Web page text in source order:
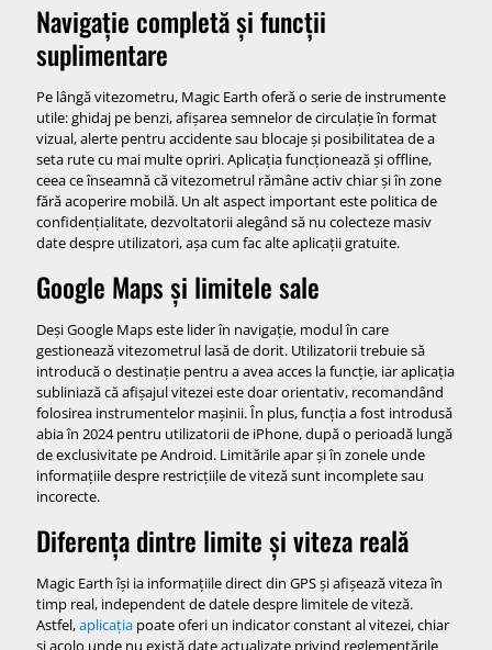
Navigație completă și funcții
suplimentare
Pe lângă vitezometru, Magic Earth oferă o serie de instrumente
utile: ghidaj pe benzi, afișarea semnelor de circulație în format
vizual, alerte pentru accidente sau blocaje și posibilitatea de a
seta rute cu mai multe opriri. Aplicația funcționează și offline,
ceea ce înseamnă că vitezometrul rămâne activ chiar și în zone
fără acoperire mobilă. Un alt aspect important este politica de
confidențialitate, dezvoltatorii alegând să nu colecteze masiv
date despre utilizatori, așa cum fac alte aplicații gratuite.
Google Maps și limitele sale
Deși Google Maps este lider în navigație, modul în care
gestionează vitezometrul lasă de dorit. Utilizatorii trebuie să
introducă o destinație pentru a avea acces la funcție, iar aplicația
subliniază că afișajul vitezei este doar orientativ, recomandând
folosirea instrumentelor mașinii. În plus, funcția a fost introdusă
abia în 2024 pentru utilizatorii de iPhone, după o perioadă lungă
de exclusivitate pe Android. Limitările apar și în zonele unde
informațiile despre restricțiile de viteză sunt incomplete sau
incorecte.
Diferența dintre limite și viteza reală
Magic Earth își ia informațiile direct din GPS și afișează viteza în
timp real, independent de datele despre limitele de viteză.
Astfel,aplicația poate oferi un indicator constant al vitezei, chiar
și acolo unde nu există date actualizate privind reglementările